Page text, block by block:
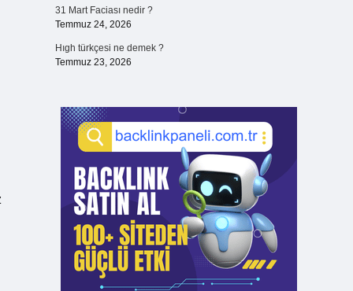
31 Mart Faciası nedir ?
Temmuz 24, 2026
Hıgh türkçesi ne demek ?
Temmuz 23, 2026